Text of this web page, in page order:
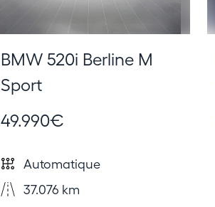
BMW 520i Berline M
Sport
49.990€
Automatique
37.076 km